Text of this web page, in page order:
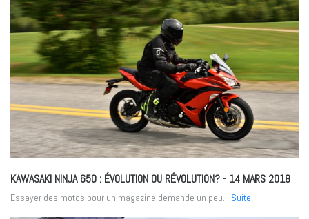
KAWASAKI NINJA 650 : ÉVOLUTION OU RÉVOLUTION?- 14 MARS 2018
Essayer des motos pour un magazine demande un peu... Suite